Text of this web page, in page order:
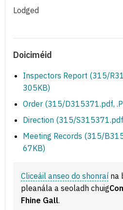
Lodged
Doiciméid
Inspectors Report (315/
305KB)
Order (315/D315371.pdf,
Direction (315/
Meeting Records (315/
67KB)
Cliceáil anseo do shonraí na
pleanála a seoladh chuig
Fhine Gall.